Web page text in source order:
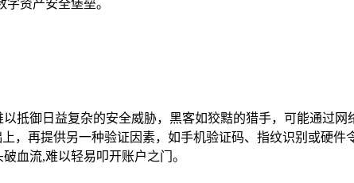
资产安全堡垒。
抵御日益复杂的安全威胁，黑客如狡黠的猎手，可能通过
，再提供另一种验证因素，如手机验证码、指纹识别或硬
血流,难以轻易叩开账户之门。